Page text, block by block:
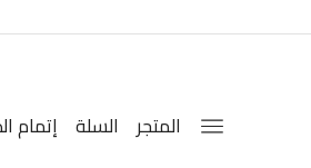
المتجر السلة إتمام